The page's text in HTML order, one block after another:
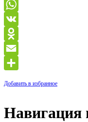
Telegram
WhatsApp
VK
Odnoklassniki
Email
Добавить в избранное
Навигация